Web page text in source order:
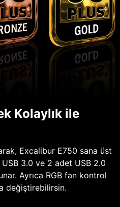
Kolaylık ile
Excalibur E750 sana üst
3.0 ve 2 adet USB 2.0
Ayrıca RGB fan kontrol
değiştirebilirsin.